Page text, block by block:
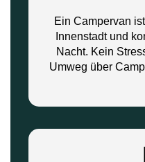
Ein Campervan
Innenstadt und
Nacht. Kein
Umweg über